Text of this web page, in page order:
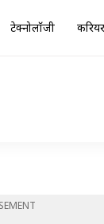
टेक्नोलॉजी करियर